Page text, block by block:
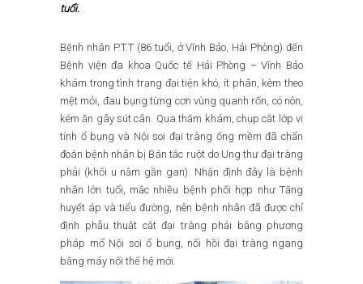
tuổi.
Bệnh nhân P.T.T (86 tuổi, ở Vĩnh Bảo, Hải Phòng) đến
Bệnh viện đa khoa Quốc tế Hải Phòng – Vĩnh Bảo
khám trong tình trạng đại tiện khó, ít phân, kèm theo
mệt mỏi, đau bụng từng cơn vùng quanh rốn, có nôn,
kém ăn gây sút cân. Qua thăm khám, chụp cắt lớp vi
tính ổ bụng và Nội soi đại tràng ống mềm đã chẩn
đoán bệnh nhân bị Bán tắc ruột do Ung thư đại tràng
phải (khối u nằm gần gan). Nhận định đây là bệnh
nhân lớn tuổi, mắc nhiều bệnh phối hợp như Tăng
huyết áp và tiểu đường, nên bệnh nhân đã được chỉ
định phẫu thuật cắt đại tràng phải bằng phương
pháp mổ Nội soi ổ bụng, nối hồi đại tràng ngang
bằng máy nối thế hệ mới.